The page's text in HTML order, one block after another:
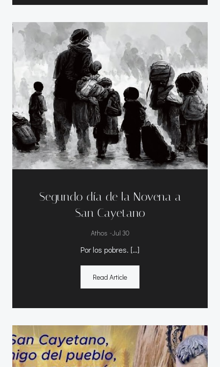
Segundo día de la Novena a
San Cayetano
Athos -Jul 30
Por los pobres. […]
Read Article